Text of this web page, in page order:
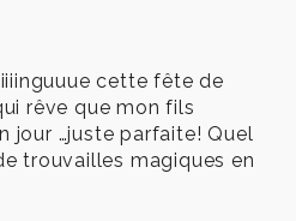
cette fête de
rêve que mon fils
jour …juste parfaite! Quel
trouvailles magiques en